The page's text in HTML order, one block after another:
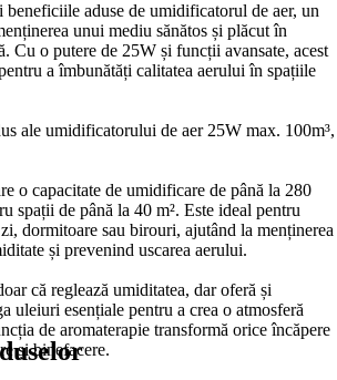
aduse de umidificatorul de aer, un
unui mediu sănătos și plăcut în
Cu o putere de 25W și funcții avansate, acest
a îmbunătăți calitatea aerului în spațiile
ale umidificatorului de aer 25W max. 100m³,
o capacitate de umidificare de până la 280
spații de până la 40 m². Este ideal pentru
dormitoare sau birouri, ajutând la menținerea
și prevenind uscarea aerului.
că reglează umiditatea, dar oferă și
uleiuri esențiale pentru a crea o atmosferă
de aromaterapie transformă orice încăpere
și binefacere.